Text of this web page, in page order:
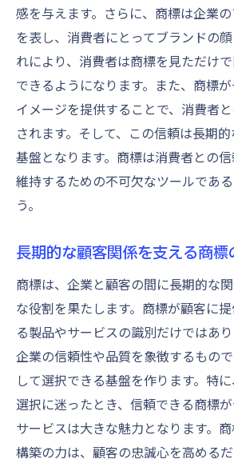
感を与えます。さらに、商標は企業
を表し、消費者にとってブランドの
れにより、消費者は商標を見ただけ
できるようになります。また、商標
イメージを提供することで、消費者
されます。そして、この信頼は長期
基盤となります。商標は消費者との信
維持するための不可欠なツールであ
う。
長期的な顧客関係を支える商標
商標は、企業と顧客の間に長期的な
な役割を果たします。商標が顧客に
る製品やサービスの識別だけではあり
企業の信頼性や品質を象徴するもの
して選択できる基盤を作ります。特
選択に迷ったとき、信頼できる商標
サービスは大きな魅力となります。
構築の力は、顧客の忠誠心を高める